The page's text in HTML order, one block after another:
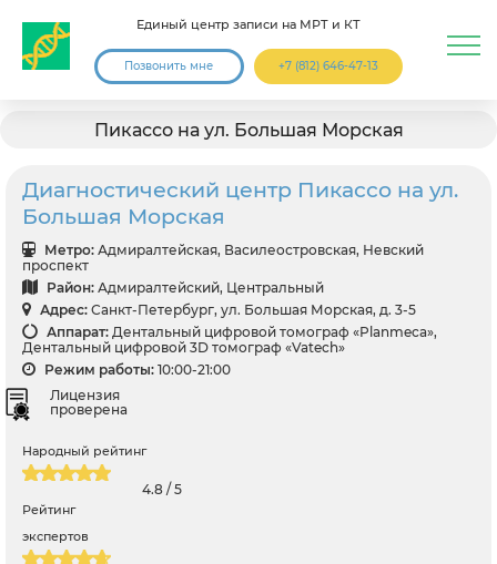
Единый центр записи на МРТ и КТ
Позвонить мне +7 (812) 646-47-13
Пикассо на ул. Большая Морская
Диагностический центр Пикассо на ул.
Большая Морская
Метро: Адмиралтейская, Василеостровская, Невский
проспект
Район: Адмиралтейский, Центральный
Адрес: Санкт-Петербург, ул. Большая Морская, д. 3-5
Аппарат: Дентальный цифровой томограф «Planmeca»,
Дентальный цифровой 3D томограф «Vatech»
Режим работы: 10:00-21:00
Лицензия
проверена
Народный рейтинг
4.8 / 5
Рейтинг
экспертов